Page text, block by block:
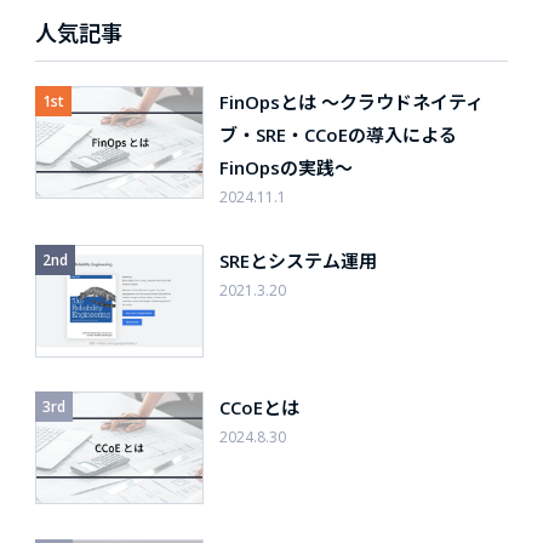
人気記事
FinOpsとは 〜クラウドネイティ
ブ・SRE・CCoEの導入による
FinOpsの実践〜
2024.11.1
SREとシステム運用
2021.3.20
CCoEとは
2024.8.30